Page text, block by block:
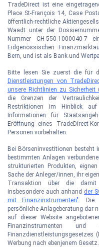
TradeDirect ist eine
Place St-François 14, Case
öffentlich-rechtliche
Waadt unter der
Nummer CH-550-1000040-7
Eidgenössischen
Bern, und ist als Bank und
Bitte lesen Sie zuerst die für
Dienstleistungen von
unsere Richtlinien zu Sicherheit
die Grenzen der
Restriktionen im Hinblick
Informationen für
Eröffnung eines TradeDirect-
Personen vorbehalten.
Bei Börseninvestitionen besteht
bestimmten Anlagen
strukturierten Produkten,
Sache der Anleger/innen, ihr
Transaktion über die damit
insbesondere auch anhand der
mit Finanzinstrumenten". Die
persönliche Anlageberatung dar
auf dieser Website
Finanzinstrumenten
Finanzdienstleistungsgesetzes
Werbung nach ebenjenem Gesetz.